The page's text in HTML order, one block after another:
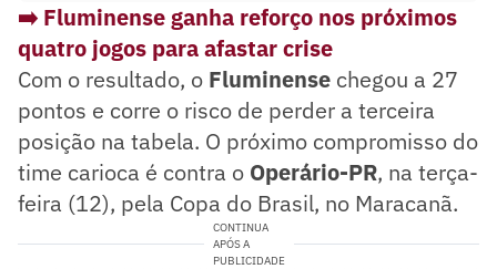
➡️ Fluminense ganha reforço nos próximos
quatro jogos para afastar crise
Com o resultado, o Fluminense chegou a 27
pontos e corre o risco de perder a terceira
posição na tabela. O próximo compromisso do
time carioca é contra o Operário-PR, na terça-
feira (12), pela Copa do Brasil, no Maracanã.
CONTINUA
APÓS A
PUBLICIDADE